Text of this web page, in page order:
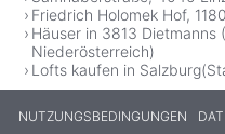
Friedrich Holomek Hof,
Häuser in 3813 Dietmanns
Niederösterreich)
Lofts kaufen in
NUTZUNGSBEDINGUNGEN